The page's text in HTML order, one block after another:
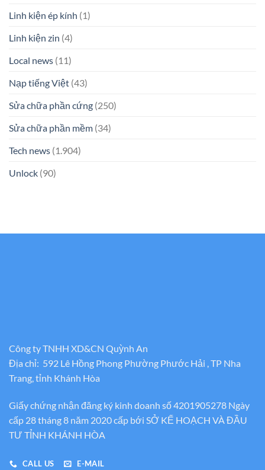
Linh kiện ép kính (1)
Linh kiện zin (4)
Local news (11)
Nạp tiếng Việt (43)
Sửa chữa phần cứng (250)
Sửa chữa phần mềm (34)
Tech news (1.904)
Unlock (90)
Công ty TNHH XD&CN Quỳnh An
Địa chỉ: 592 Lê Hồng Phong Phường Phước Hải , TP Nha
Trang, tỉnh Khánh Hòa
Giấy chứng nhận đăng ký kinh doanh số 4201905278 Ngày
cấp 28 tháng 8 năm 2020 cấp bới SỞ KẾ HOẠCH VÀ ĐẦU
TƯ TỈNH KHÁNH HÒA
CALL US E-MAIL